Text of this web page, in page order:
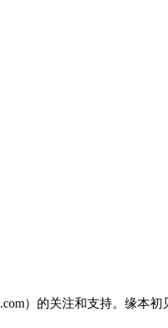
.com）的关注和支持。缘本